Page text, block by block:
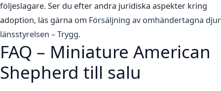
följeslagare. Ser du efter andra juridiska aspekter kring
adoption, läs gärna om Försäljning av omhändertagna djur
länsstyrelsen – Trygg.
FAQ – Miniature American
Shepherd till salu